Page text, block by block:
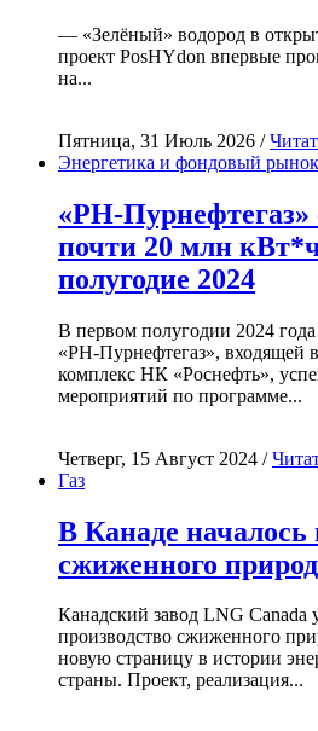
— «Зелёный» водород в
проект PosHYdon впервые
на...
Пятница, 31 Июль 2026 /
Энергетика и фондовый рынок
«РН-Пурнефтегаз»
почти 20 млн
полугодие 2024
В первом полугодии 2024
«РН-Пурнефтегаз», входящей
комплекс НК «Роснефть»,
мероприятий по программе...
Четверг, 15 Август 2024 /
Газ
В Канаде началось
сжиженного
Канадский завод LNG Canada
производство сжиженного
новую страницу в истории
страны. Проект, реализация...